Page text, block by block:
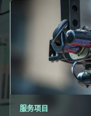
服务项目